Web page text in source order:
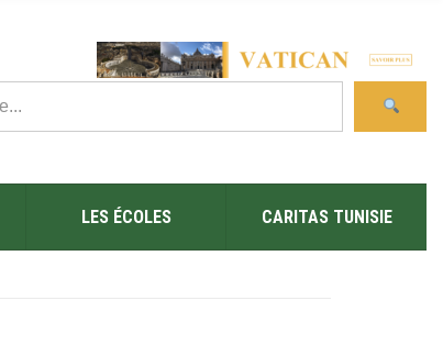
LES ÉCOLES CARITAS TUNISIE